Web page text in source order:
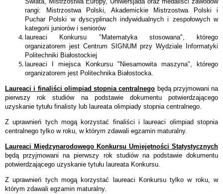
rangi: Mistrzostwa Polski, Akademickie Mistrzostwa Polski i
Puchar Polski w dyscyplinach indywidualnych i zespołowych w
kategorii juniorów i seniorów
laureaci Konkursu "Matematyka stosowana", którego
organizatorem jest Centrum SIGNUM przy Wydziale Informatyki
Politechniki Białostockiej
laureaci I miejsca Konkursu "Niesamowita maszyna", którego
organizatorem jest Politechnika Białostocka.
Laureaci i finaliści olimpiad stopnia centralnego będą przyjmowani na
pierwszy rok studiów na podstawie dokumentu potwierdzającego
uzyskanie tytułu finalisty lub laureata olimpiady stopnia centralnego.
Z uprawnień tych mogą korzystać finaliści i laureaci olimpiad stopnia
centralnego tylko w roku, w którym zdawali egzamin maturalny.
Laureaci Międzynarodowego Konkursu Umiejętności Statystycznych
będą przyjmowani na pierwszy rok studiów na podstawie dokumentu
potwierdzającego uzyskanie tytułu laureata Konkursu.
Z uprawnień tych mogą korzystać laureaci Konkursu tylko w roku, w
którym zdawali egzamin maturalny.